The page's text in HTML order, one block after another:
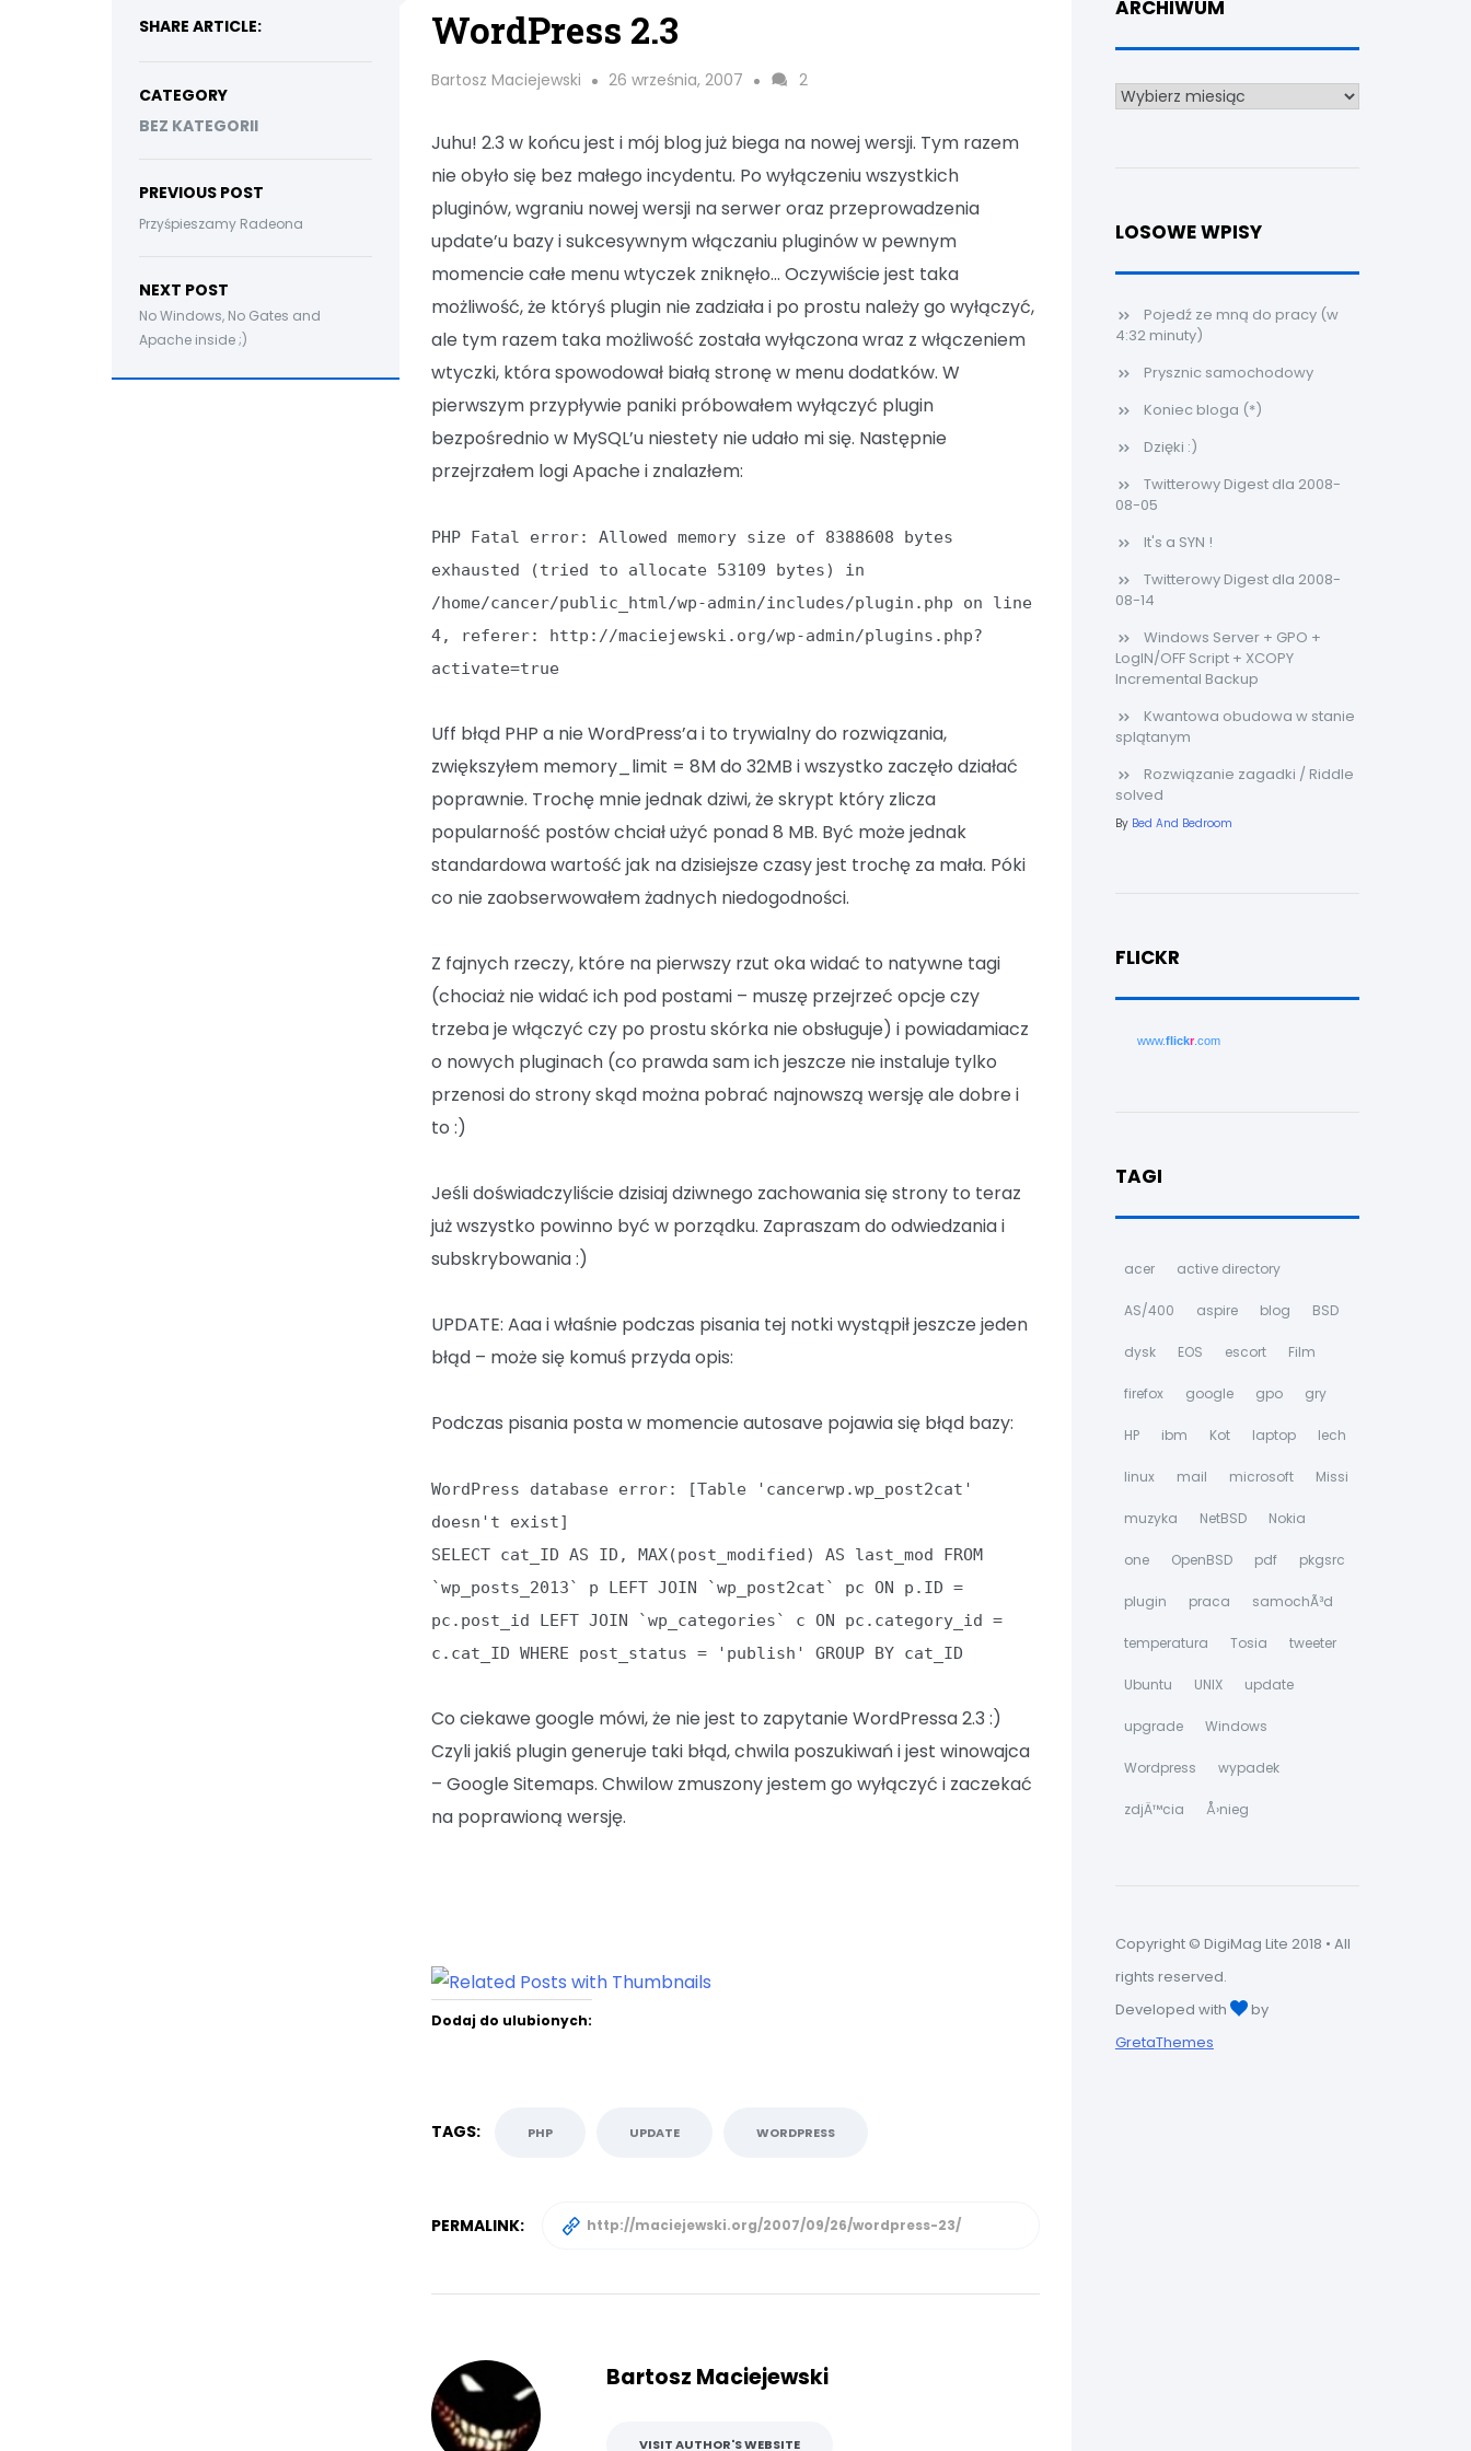
SHARE ARTICLE:
CATEGORY
BEZ KATEGORII
PREVIOUS POST
Przyśpieszamy Radeona
NEXT POST
No Windows, No Gates and
Apache inside ;)
WordPress 2.3
Bartosz Maciejewski 26 września, 2007 2
Juhu! 2.3 w końcu jest i mój blog już biega na nowej wersji. Tym razem
nie obyło się bez małego incydentu. Po wyłączeniu wszystkich
pluginów, wgraniu nowej wersji na serwer oraz przeprowadzenia
update’u bazy i sukcesywnym włączaniu pluginów w pewnym
momencie całe menu wtyczek zniknęło… Oczywiście jest taka
możliwość, że któryś plugin nie zadziała i po prostu należy go wyłączyć,
ale tym razem taka możliwość została wyłączona wraz z włączeniem
wtyczki, która spowodował białą stronę w menu dodatków. W
pierwszym przypływie paniki próbowałem wyłączyć plugin
bezpośrednio w MySQL’u niestety nie udało mi się. Następnie
przejrzałem logi Apache i znalazłem:
PHP Fatal error: Allowed memory size of 8388608 bytes
exhausted (tried to allocate 53109 bytes) in
/home/cancer/public_html/wp-admin/includes/plugin.php on line
4, referer: http://maciejewski.org/wp-admin/plugins.php?
activate=true
Uff błąd PHP a nie WordPress’a i to trywialny do rozwiązania,
zwiększyłem memory_limit = 8M do 32MB i wszystko zaczęło działać
poprawnie. Trochę mnie jednak dziwi, że skrypt który zlicza
popularność postów chciał użyć ponad 8 MB. Być może jednak
standardowa wartość jak na dzisiejsze czasy jest trochę za mała. Póki
co nie zaobserwowałem żadnych niedogodności.
Z fajnych rzeczy, które na pierwszy rzut oka widać to natywne tagi
(chociaż nie widać ich pod postami – muszę przejrzeć opcje czy
trzeba je włączyć czy po prostu skórka nie obsługuje) i powiadamiacz
o nowych pluginach (co prawda sam ich jeszcze nie instaluje tylko
przenosi do strony skąd można pobrać najnowszą wersję ale dobre i
to :)
Jeśli doświadczyliście dzisiaj dziwnego zachowania się strony to teraz
już wszystko powinno być w porządku. Zapraszam do odwiedzania i
subskrybowania :)
UPDATE: Aaa i właśnie podczas pisania tej notki wystąpił jeszcze jeden
błąd – może się komuś przyda opis:
Podczas pisania posta w momencie autosave pojawia się błąd bazy:
WordPress database error: [Table 'cancerwp.wp_post2cat'
doesn't exist]
SELECT cat_ID AS ID, MAX(post_modified) AS last_mod FROM
`wp_posts_2013` p LEFT JOIN `wp_post2cat` pc ON p.ID =
pc.post_id LEFT JOIN `wp_categories` c ON pc.category_id =
c.cat_ID WHERE post_status = 'publish' GROUP BY cat_ID
Co ciekawe google mówi, że nie jest to zapytanie WordPressa 2.3 :)
Czyli jakiś plugin generuje taki błąd, chwila poszukiwań i jest winowajca
– Google Sitemaps. Chwilow zmuszony jestem go wyłączyć i zaczekać
na poprawioną wersję.
Dodaj do ulubionych:
TAGS: PHP UPDATE WORDPRESS
PERMALINK:
Bartosz Maciejewski
VISIT AUTHOR'S WEBSITE
ARCHIWUM
Archiwum
LOSOWE WPISY
Pojedź ze mną do pracy (w
4:32 minuty)
Prysznic samochodowy
Koniec bloga (*)
Dzięki :)
Twitterowy Digest dla 2008-
08-05
It's a SYN !
Twitterowy Digest dla 2008-
08-14
Windows Server + GPO +
LogIN/OFF Script + XCOPY
Incremental Backup
Kwantowa obudowa w stanie
splątanym
Rozwiązanie zagadki / Riddle
solved
By Bed And Bedroom
FLICKR
www.flickr .com
TAGI
acer active directory
AS/400 aspire blog BSD
dysk EOS escort Film
firefox google gpo gry
HP ibm Kot laptop lech
linux mail microsoft Missi
muzyka NetBSD Nokia
one OpenBSD pdf pkgsrc
plugin praca samochÃ³d
temperatura Tosia tweeter
Ubuntu UNIX update
upgrade Windows
Wordpress wypadek
zdjÄ™cia Å›nieg
Copyright © DigiMag Lite 2018 • All
rights reserved.
Developed with
by
GretaThemes